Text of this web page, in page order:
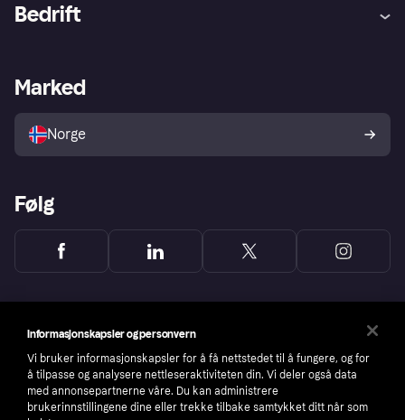
Utforsk butikker
Bedrift
Merchant portal
Marked
Norge
Følg
Informasjonskapsler og personvern
Vi bruker informasjonskapsler for å få nettstedet til å fungere, og for
å tilpasse og analysere nettleseraktiviteten din. Vi deler også data
med annonsepartnerne våre. Du kan administrere
brukerinnstillingene dine eller trekke tilbake samtykket ditt når som